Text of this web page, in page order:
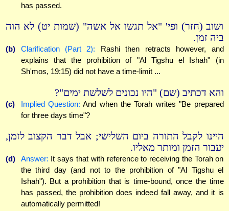
has passed.
ושוב (חזר) ופי' "אל תגשו אל אשה" (שמות יט) לא הוה
ביה זמן.
(b) Clarification (Part 2): Rashi then retracts however, and
explains that the prohibition of "Al Tigshu el Ishah" (in
Sh'mos, 19:15) did not have a time-limit ...
והא דכתיב (שם) "היו נכונים לשלשת ימים"?
(c) Implied Question: And when the Torah writes "Be prepared
for three days time"?
היינו לקבל התורה ביום השלישי; אבל דבר הקצוב לזמן,
יעבור הזמן ומותר מאליו.
(d) Answer: It says that with reference to receiving the Torah on
the third day (and not to the prohibition of "Al Tigshu el
Ishah"). But a prohibition that is time-bound, once the time
has passed, the prohibition does indeed fall away, and it is
automatically permitted!